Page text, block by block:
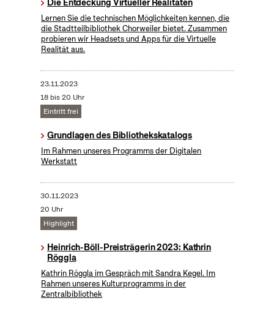
Die Entdeckung Virtueller Realitäten
Lernen Sie die technischen Möglichkeiten kennen, die
die Stadtteilbibliothek Chorweiler bietet. Zusammen
probieren wir Headsets und Apps für die Virtuelle
Realität aus.
23.11.2023
18 bis 20 Uhr
Eintritt frei
Grundlagen des Bibliothekskatalogs
Im Rahmen unseres Programms der Digitalen
Werkstatt
30.11.2023
20 Uhr
Highlight
Heinrich-Böll-Preisträgerin 2023: Kathrin
Röggla
Kathrin Röggla im Gespräch mit Sandra Kegel. Im
Rahmen unseres Kulturprogramms in der
Zentralbibliothek